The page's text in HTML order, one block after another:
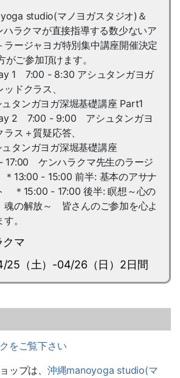
studio(マノヨガスタジオ)＆
ハラクマが直接指導する数少ないア
ラージャヨガ特別集中講座開催決定
ご参加頂けます。
1 7:00 - 8:30 アシュタンガヨガ
ドクラス、
タンガヨガ深堀基礎講座 Part1
2 7:00 - 9:00 アシュタンガヨ
ラス＋質疑応答、
タンガヨガ深堀基礎講座
ケンハラクマ先生のラージ
13:00 - 15:00 前半: 基本のアサナ
＊15:00 - 17:00 後半: 瞑想～心の
魂の解放～ 皆さんのご参加を心よ
。
クマ
25（土）-04/26（日）2日間
をご覧下さい
ップは、 沖縄manoyoga studio(マ